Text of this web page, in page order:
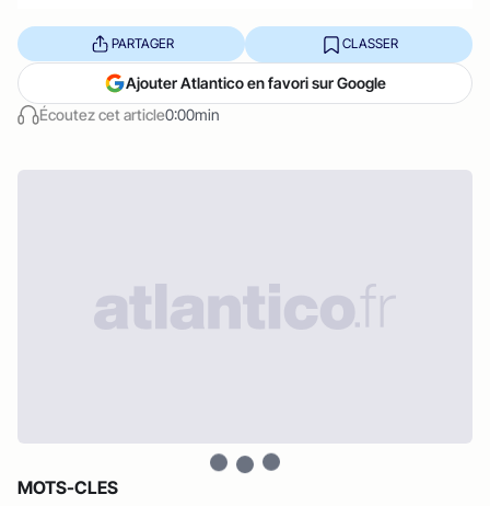
Écoutez cet article0:00min
PARTAGER CLASSER
Ajouter Atlantico en favori sur Google
MOTS-CLES